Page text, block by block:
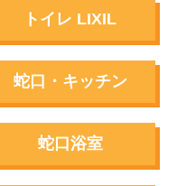
トイレ LIXIL
蛇口・キッチン
蛇口浴室